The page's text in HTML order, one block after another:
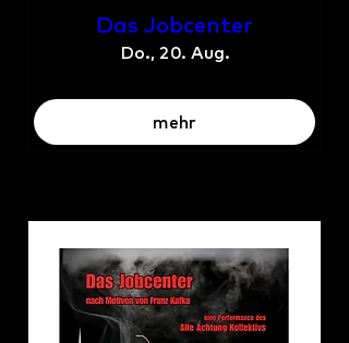
Das Jobcenter
Do., 20. Aug.
mehr